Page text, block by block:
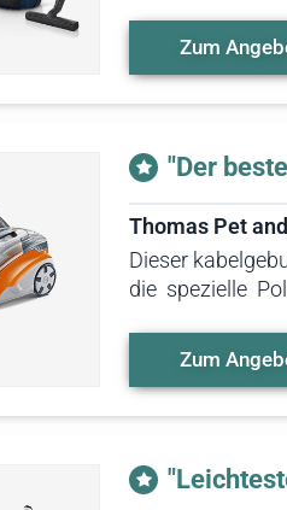
des Steckers
werden,
Zum
"Der
Thomas Pet
Dieser
die spezielle
seine Saug-
Zum